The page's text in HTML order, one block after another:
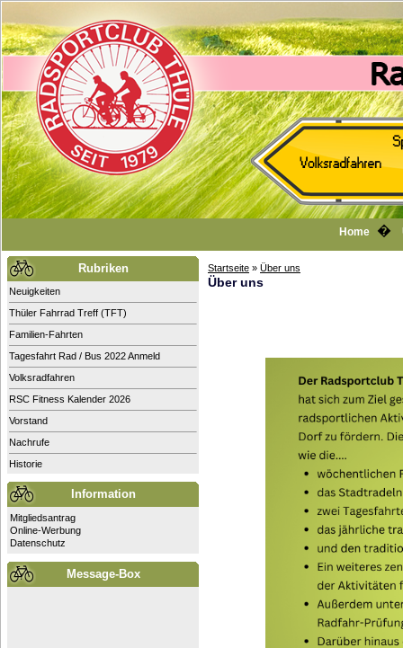
Home�
Rubriken
Neuigkeiten
Thüler Fahrrad Treff (TFT)
Familien-Fahrten
Tagesfahrt Rad / Bus 2022 Anmeld
Volksradfahren
RSC Fitness Kalender 2026
Vorstand
Nachrufe
Historie
Information
Mitgliedsantrag
Online-Werbung
Datenschutz
Message-Box
Startseite » Über uns
Über uns